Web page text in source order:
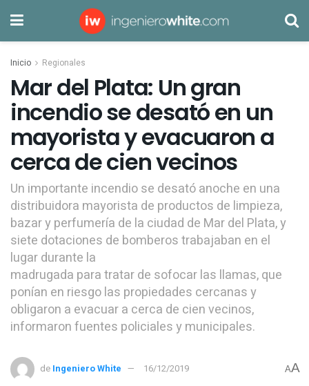
Inicio Regionales
Mar del Plata: Un gran
incendio se desató en un
mayorista y evacuaron a
cerca de cien vecinos
Un importante incendio se desató anoche en una
distribuidora mayorista de productos de limpieza,
bazar y perfumería de la ciudad de Mar del Plata, y
siete dotaciones de bomberos trabajaban en el
lugar durante la
madrugada para tratar de sofocar las llamas, que
ponían en riesgo las propiedades cercanas y
obligaron a evacuar a cerca de cien vecinos,
informaron fuentes policiales y municipales.
de Ingeniero White 16/12/2019 AA